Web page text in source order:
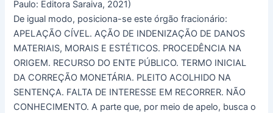
Paulo: Editora Saraiva, 2021)
De igual modo, posiciona-se este órgão fracionário:
APELAÇÃO CÍVEL. AÇÃO DE INDENIZAÇÃO DE DANOS
MATERIAIS, MORAIS E ESTÉTICOS. PROCEDÊNCIA NA
ORIGEM. RECURSO DO ENTE PÚBLICO. TERMO INICIAL
DA CORREÇÃO MONETÁRIA. PLEITO ACOLHIDO NA
SENTENÇA. FALTA DE INTERESSE EM RECORRER. NÃO
CONHECIMENTO. A parte que, por meio de apelo, busca o